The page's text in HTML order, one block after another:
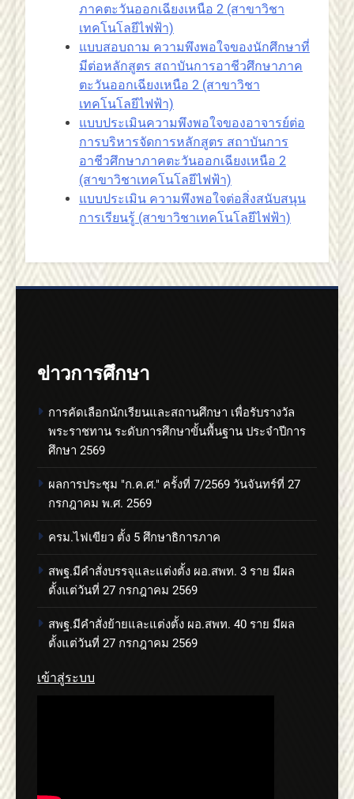
ภาคตะวันออกเฉียงเหนือ 2 (สาขาวิชา
เทคโนโลยีไฟฟ้า)
แบบสอบถาม ความพึงพอใจของนักศึกษาที่
มีต่อหลักสูตร สถาบันการอาชีวศึกษาภาค
ตะวันออกเฉียงเหนือ 2 (สาขาวิชา
เทคโนโลยีไฟฟ้า)
แบบประเมินความพึงพอใจของอาจารย์ต่อ
การบริหารจัดการหลักสูตร สถาบันการ
อาชีวศึกษาภาคตะวันออกเฉียงเหนือ 2
(สาขาวิชาเทคโนโลยีไฟฟ้า)
แบบประเมิน ความพึงพอใจต่อสิ่งสนับสนุน
การเรียนรู้ (สาขาวิชาเทคโนโลยีไฟฟ้า)
ข่าวการศึกษา
การคัดเลือกนักเรียนและสถานศึกษา เพื่อรับรางวัล
พระราชทาน ระดับการศึกษาขั้นพื้นฐาน ประจำปีการ
ศึกษา 2569
ผลการประชุม "ก.ค.ศ." ครั้งที่ 7/2569 วันจันทร์ที่ 27
กรกฎาคม พ.ศ. 2569
ครม.ไฟเขียว ตั้ง 5 ศึกษาธิการภาค
สพฐ.มีคำสั่งบรรจุและแต่งตั้ง ผอ.สพท. 3 ราย มีผล
ตั้งแต่วันที่ 27 กรกฎาคม 2569
สพฐ.มีคำสั่งย้ายและแต่งตั้ง ผอ.สพท. 40 ราย มีผล
ตั้งแต่วันที่ 27 กรกฎาคม 2569
เข้าสู่ระบบ